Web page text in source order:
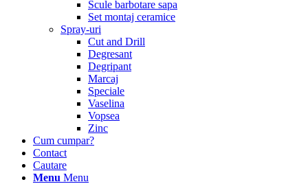
Scule barbotare sapa
Set montaj ceramice
Spray-uri
Cut and Drill
Degresant
Degripant
Marcaj
Speciale
Vaselina
Vopsea
Zinc
Cum cumpar?
Contact
Cautare
Menu Menu